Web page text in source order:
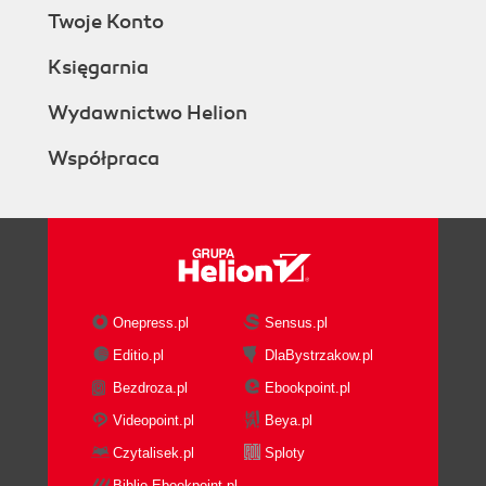
Accessing Gitolite repositories
Getting information from Gitolite
Getting help for commands
Diagnosing public key problems
SSH best practice
Summary
Adding users
Behind the scenes
Users with multiple key pairs
Giving some users a shell
Twoje Konto
Księgarnia
Wydawnictwo Helion
Współpraca
Onepress.pl
Sensus.pl
Editio.pl
DlaBystrzakow.pl
Bezdroza.pl
Ebookpoint.pl
Videopoint.pl
Beya.pl
Czytalisek.pl
Sploty